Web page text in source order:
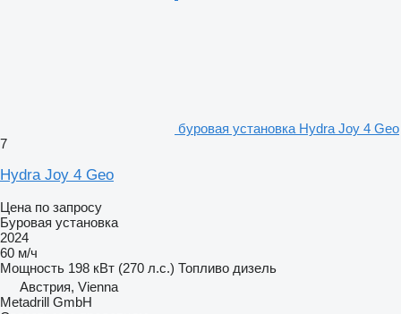
буровая установка Hydra Joy 4 Geo
7
Hydra Joy 4 Geo
Цена по запросу
Буровая установка
2024
60 м/ч
Мощность 198 кВт (270 л.с.) Топливо дизель
Австрия, Vienna
Metadrill GmbH